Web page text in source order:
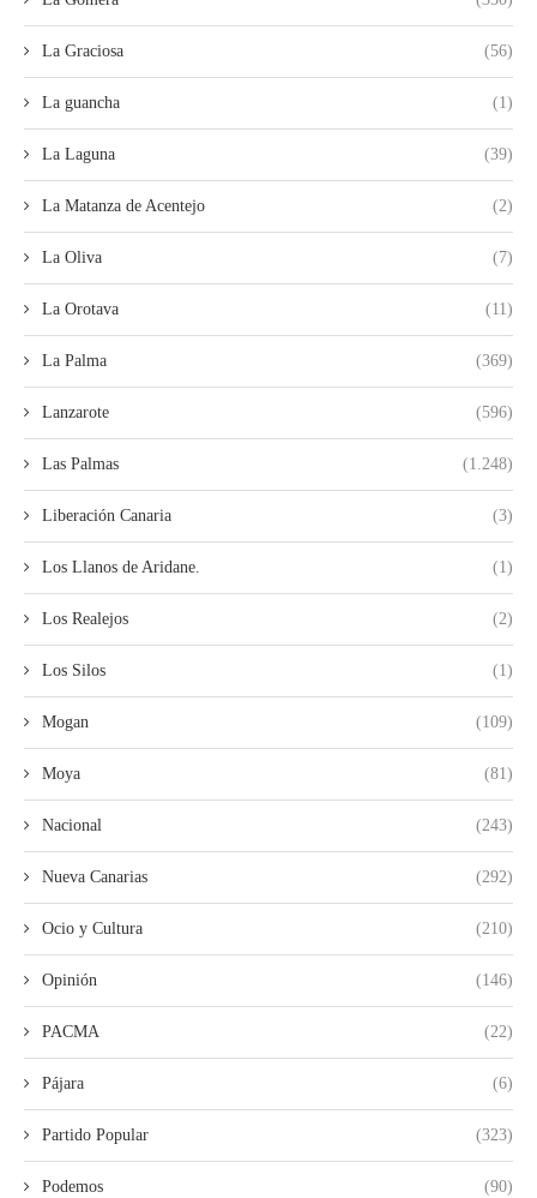
La Graciosa (56)
La guancha (1)
La Laguna (39)
La Matanza de Acentejo (2)
La Oliva (7)
La Orotava (11)
La Palma (369)
Lanzarote (596)
Las Palmas (1.248)
Liberación Canaria (3)
Los Llanos de Aridane. (1)
Los Realejos (2)
Los Silos (1)
Mogan (109)
Moya (81)
Nacional (243)
Nueva Canarias (292)
Ocio y Cultura (210)
Opinión (146)
PACMA (22)
Pájara (6)
Partido Popular (323)
Podemos (90)